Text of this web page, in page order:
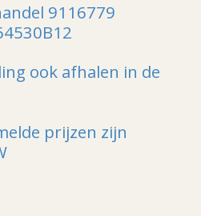
9116779
ook afhalen in de
prijzen zijn